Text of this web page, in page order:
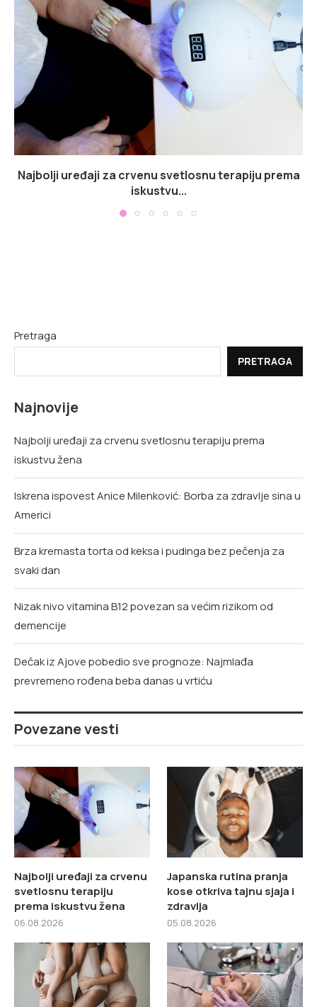
Najbolji uređaji za crvenu svetlosnu terapiju prema
iskustvu...
Pretraga
PRETRAGA
Najnovije
Najbolji uređaji za crvenu svetlosnu terapiju prema
iskustvu žena
Iskrena ispovest Anice Milenković: Borba za zdravlje sina u
Americi
Brza kremasta torta od keksa i pudinga bez pečenja za
svaki dan
Nizak nivo vitamina B12 povezan sa većim rizikom od
demencije
Dečak iz Ajove pobedio sve prognoze: Najmlađa
prevremeno rođena beba danas u vrtiću
Povezane vesti
Najbolji uređaji za crvenu
svetlosnu terapiju
prema iskustvu žena
06.08.2026
Japanska rutina pranja
kose otkriva tajnu sjaja i
zdravlja
05.08.2026